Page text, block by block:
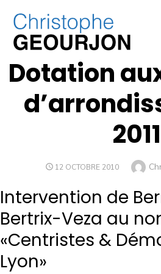
COLLECTIVITÉ, FINANCES
Dotation
2011
12 OCTOBRE 2010
Intervention de
Bertrix-Veza au
«Centristes &
Lyon»